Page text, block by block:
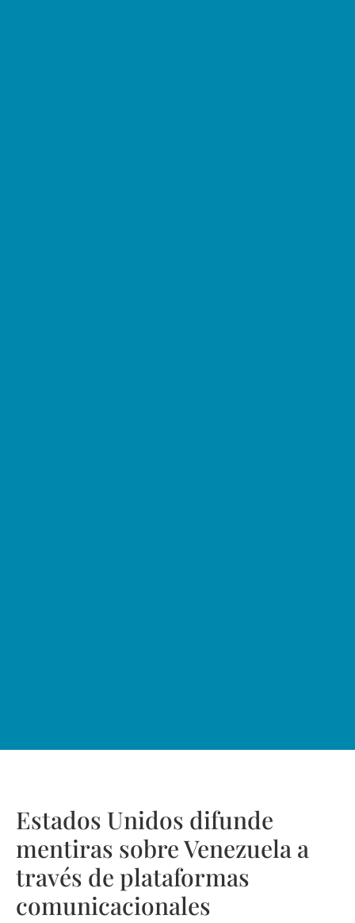
Estados Unidos difunde
mentiras sobre Venezuela a
través de plataformas
comunicacionales